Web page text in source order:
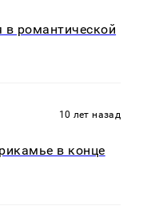
в романтической
10 лет назад
в конце